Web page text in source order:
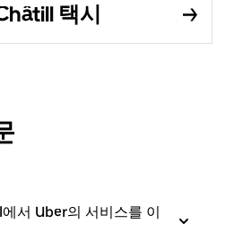
택시
서 Uber의 서비스를 이